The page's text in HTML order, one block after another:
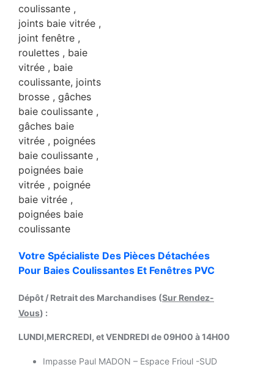
Votre Spécialiste Des Pièces Détachées
Pour Baies Coulissantes Et Fenêtres PVC
Dépôt / Retrait des Marchandises (Sur Rendez-
Vous) :
LUNDI,MERCREDI, et VENDREDI de 09H00 à 14H00
Impasse Paul MADON – Espace Frioul -SUD